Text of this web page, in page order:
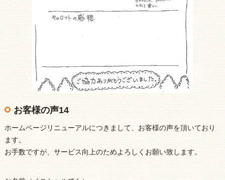
お客様の声14
ホームページリニューアルにつきまして、お客様の声を頂いており
ます。
お手数ですが、サービス向上のためよろしくお願い致します。